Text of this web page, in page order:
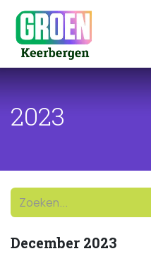
Overslaan naar inhoud
2023
December 2023